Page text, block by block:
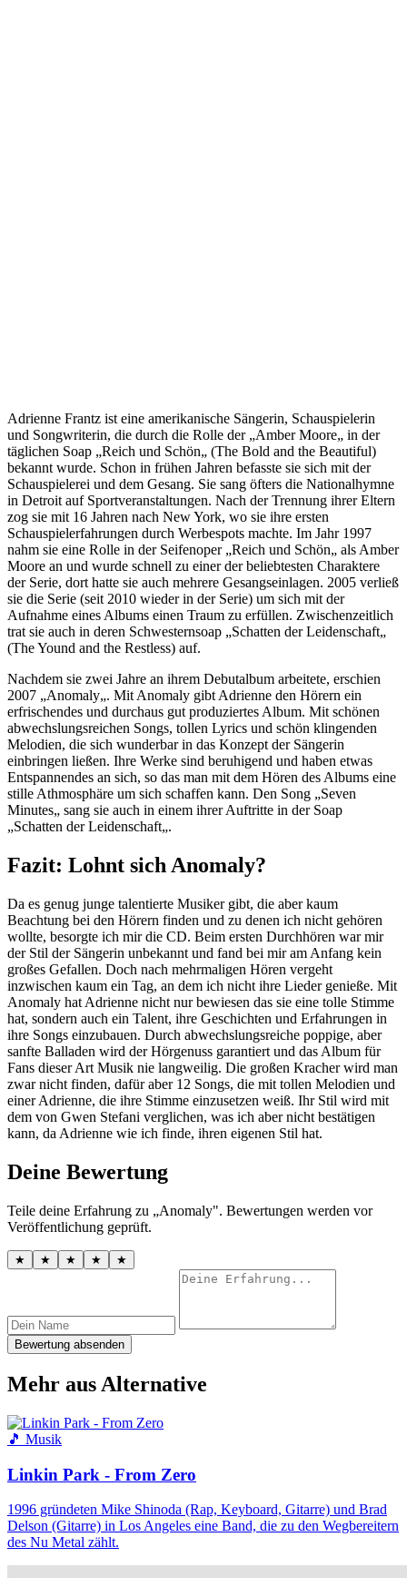
Adrienne Frantz ist eine amerikanische Sängerin, Schauspielerin
und Songwriterin, die durch die Rolle der „Amber Moore„ in der
täglichen Soap „Reich und Schön„ (The Bold and the Beautiful)
bekannt wurde. Schon in frühen Jahren befasste sie sich mit der
Schauspielerei und dem Gesang. Sie sang öfters die Nationalhymne
in Detroit auf Sportveranstaltungen. Nach der Trennung ihrer Eltern
zog sie mit 16 Jahren nach New York, wo sie ihre ersten
Schauspielerfahrungen durch Werbespots machte. Im Jahr 1997
nahm sie eine Rolle in der Seifenoper „Reich und Schön„ als Amber
Moore an und wurde schnell zu einer der beliebtesten Charaktere
der Serie, dort hatte sie auch mehrere Gesangseinlagen. 2005 verließ
sie die Serie (seit 2010 wieder in der Serie) um sich mit der
Aufnahme eines Albums einen Traum zu erfüllen. Zwischenzeitlich
trat sie auch in deren Schwesternsoap „Schatten der Leidenschaft„
(The Yound and the Restless) auf.
Nachdem sie zwei Jahre an ihrem Debutalbum arbeitete, erschien
2007 „Anomaly„. Mit Anomaly gibt Adrienne den Hörern ein
erfrischendes und durchaus gut produziertes Album. Mit schönen
abwechslungsreichen Songs, tollen Lyrics und schön klingenden
Melodien, die sich wunderbar in das Konzept der Sängerin
einbringen ließen. Ihre Werke sind beruhigend und haben etwas
Entspannendes an sich, so das man mit dem Hören des Albums eine
stille Athmosphäre um sich schaffen kann. Den Song „Seven
Minutes„ sang sie auch in einem ihrer Auftritte in der Soap
„Schatten der Leidenschaft„.
Fazit: Lohnt sich Anomaly?
Da es genug junge talentierte Musiker gibt, die aber kaum
Beachtung bei den Hörern finden und zu denen ich nicht gehören
wollte, besorgte ich mir die CD. Beim ersten Durchhören war mir
der Stil der Sängerin unbekannt und fand bei mir am Anfang kein
großes Gefallen. Doch nach mehrmaligen Hören vergeht
inzwischen kaum ein Tag, an dem ich nicht ihre Lieder genieße. Mit
Anomaly hat Adrienne nicht nur bewiesen das sie eine tolle Stimme
hat, sondern auch ein Talent, ihre Geschichten und Erfahrungen in
ihre Songs einzubauen. Durch abwechslungsreiche poppige, aber
sanfte Balladen wird der Hörgenuss garantiert und das Album für
Fans dieser Art Musik nie langweilig. Die großen Kracher wird man
zwar nicht finden, dafür aber 12 Songs, die mit tollen Melodien und
einer Adrienne, die ihre Stimme einzusetzen weiß. Ihr Stil wird mit
dem von Gwen Stefani verglichen, was ich aber nicht bestätigen
kann, da Adrienne wie ich finde, ihren eigenen Stil hat.
Deine Bewertung
Teile deine Erfahrung zu „Anomaly". Bewertungen werden vor
Veröffentlichung geprüft.
★ ★ ★ ★ ★
Bewertung absenden
Mehr aus Alternative
🎵 Musik
Linkin Park - From Zero
1996 gründeten Mike Shinoda (Rap, Keyboard, Gitarre) und Brad
Delson (Gitarre) in Los Angeles eine Band, die zu den Wegbereitern
des Nu Metal zählt.